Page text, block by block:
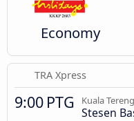
Economy
TRA Xpress
9:00 PTG Kuala
Stesen